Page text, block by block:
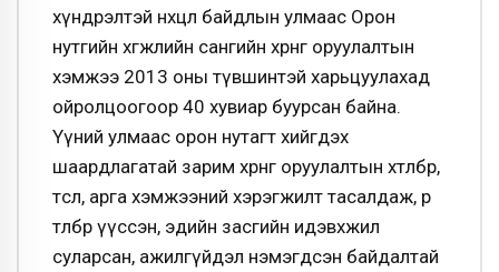
хүндрэлтэй нөхцөл байдлын улмаас Орон
нутгийн хөгжлийн сангийн хөрөнгө оруулалтын
хэмжээ 2013 оны түвшинтэй харьцуулахад
ойролцоогоор 40 хувиар буурсан байна.
Үүний улмаас орон нутагт хийгдэх
шаардлагатай зарим хөрөнгө оруулалтын хөтөлбөр,
төсөл, арга хэмжээний хэрэгжилт тасалдаж, өр
төлбөр үүссэн, эдийн засгийн идэвхжил
суларсан, ажилгүйдэл нэмэгдсэн байдалтай